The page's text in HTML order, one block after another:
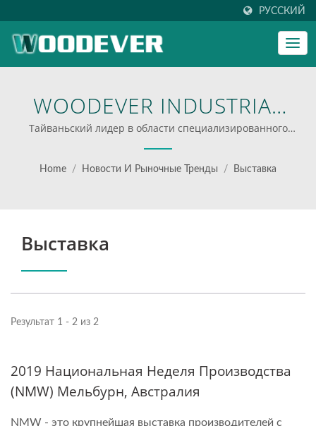
РУССКИЙ
WOODEVER INDUSTRIAL
CO., LTD.
Тайваньский лидер в области специализированного
оборудования для обработки материалов, от ручных
тележек до многофункциональных корзин.
Home / Новости И Рыночные Тренды / Выставка
Выставка
Результат 1 - 2 из 2
2019 Национальная Неделя Производства
(NMW) Мельбурн, Австралия
NMW - это крупнейшая выставка производителей с